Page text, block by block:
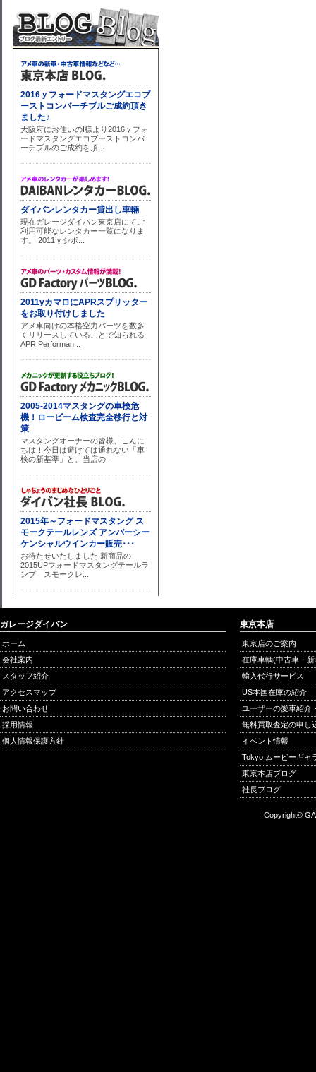
ガレージダイバン
ホーム
会社案内
スタッフ紹介
アクセスマップ
お問い合わせ
採用情報
個人情報保護方針
東京本店
東京店のご案内
在庫車輌(中古車・
輸入代行サービス
US本国在庫の紹介
ユーザーの愛車紹介
無料買取査定の申し
イベント情報
Tokyo ムービーギャ
東京本店ブログ
社長ブログ
Copyright©